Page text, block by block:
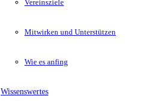
Vereinsziele
Mitwirken und Unterstützen
Wie es anfing
Wissenswertes